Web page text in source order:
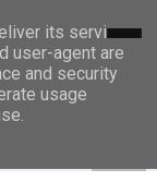
its services
user-agent are
and security
usage